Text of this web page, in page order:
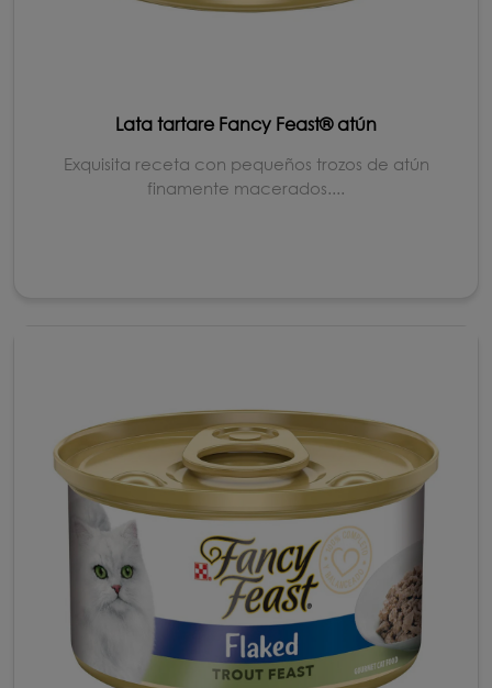
Lata tartare Fancy Feast® atún
Exquisita receta con pequeños trozos de atún
finamente macerados....